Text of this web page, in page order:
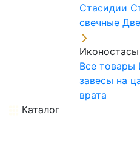
Стасидии
свечные
Иконостасы
Все товары
завесы на
врата
Каталог